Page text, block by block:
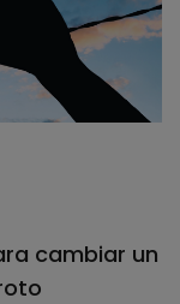
cambiar un